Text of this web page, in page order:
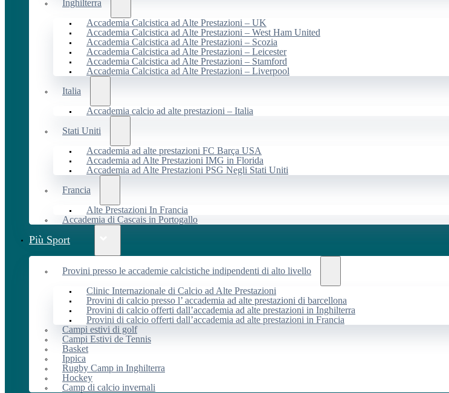
Inghilterra
Accademia Calcistica ad Alte Prestazioni – UK
Accademia Calcistica ad Alte Prestazioni – West Ham United
Accademia Calcistica ad Alte Prestazioni – Scozia
Accademia Calcistica ad Alte Prestazioni – Leicester
Accademia Calcistica ad Alte Prestazioni – Stamford
Accademia Calcistica ad Alte Prestazioni – Liverpool
Italia
Accademia calcio ad alte prestazioni – Italia
Stati Uniti
Accademia ad alte prestazioni FC Barça USA
Accademia ad Alte Prestazioni IMG in Florida
Accademia ad Alte Prestazioni PSG Negli Stati Uniti
Francia
Alte Prestazioni In Francia
Accademia di Cascais in Portogallo
Più Sport
Provini presso le accademie calcistiche indipendenti di alto livello
Clinic Internazionale di Calcio ad Alte Prestazioni
Provini di calcio presso l’ accademia ad alte prestazioni di barcellona
Provini di calcio offerti dall’accademia ad alte prestazioni in Inghilterra
Provini di calcio offerti dall’accademia ad alte prestazioni in Francia
Campi estivi di golf
Campi Estivi de Tennis
Basket
Ippica
Rugby Camp in Inghilterra
Hockey
Camp di calcio invernali